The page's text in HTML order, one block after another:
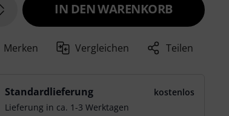
IN DEN WARENKORB
Merken Vergleichen Teilen
Standardlieferung
kostenlos
Lieferung in ca. 1-3 Werktagen